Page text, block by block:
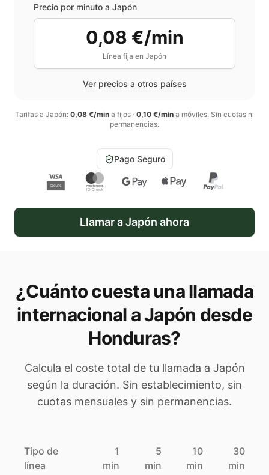
Precio por minuto a Japón
0,08 €/min
Línea fija en Japón
Ver precios a otros países
Tarifas a Japón: 0,08 €/min a fijos · 0,10 €/min a móviles. Sin cuotas ni
permanencias.
Pago Seguro
Llamar aJapón ahora
¿Cuánto cuesta una llamada
internacional aJapón desde
Honduras?
Calcula el coste total de tu llamada a Japón
según la duración. Sin establecimiento, sin
cuotas mensuales y sin permanencias.
Tipo de
línea
1
min
5
min
10
min
30
min